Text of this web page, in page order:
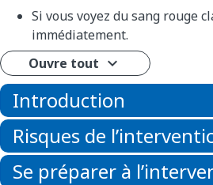
Si vous voyez du sang rouge
immédiatement.
Ouvre tout
Introduction
Risques de
Se préparer à